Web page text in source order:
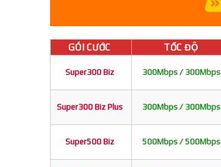
GÓI CƯỚC TỐC ĐỘ
Super300 Biz 300Mbps / 300Mbps
Super300 Biz Plus 300Mbps / 300Mbps
Super500 Biz 500Mbps / 500Mbps